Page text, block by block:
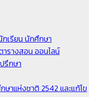
เรียน นักศึกษา
ารางสอน ออนไลน์
รึกษา
าแห่งชาติ 2542 และแก้ไข